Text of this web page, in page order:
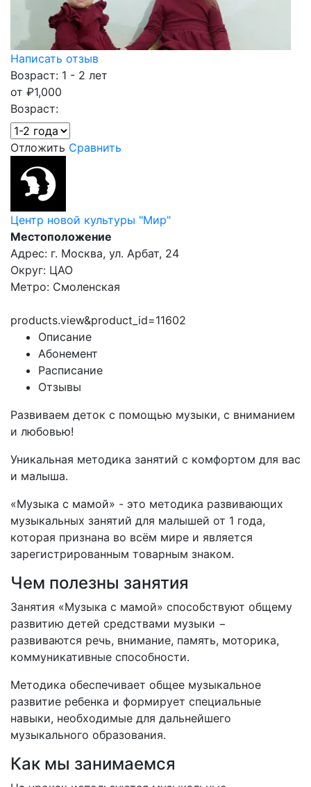
Написать отзыв
Возраст: 1 - 2 лет
от ₽1,000
Возраст:
Отложить Сравнить
Центр новой культуры "Мир"
Местоположение
Адрес: г. Москва, ул. Арбат, 24
Округ: ЦАО
Метро: Смоленская
products.view&product_id=11602
Описание
Абонемент
Расписание
Отзывы
Развиваем деток с помощью музыки, с вниманием
и любовью!
Уникальная методика занятий с комфортом для вас
и малыша.
«Музыка с мамой» - это методика развивающих
музыкальных занятий для малышей от 1 года,
которая признана во всём мире и является
зарегистрированным товарным знаком.
Чем полезны занятия
Занятия «Музыка с мамой» способствуют общему
развитию детей средствами музыки −
развиваются речь, внимание, память, моторика,
коммуникативные способности.
Методика обеспечивает общее музыкальное
развитие ребенка и формирует специальные
навыки, необходимые для дальнейшего
музыкального образования.
Как мы занимаемся